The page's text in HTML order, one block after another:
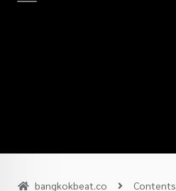
bangkokbeat.co Contents